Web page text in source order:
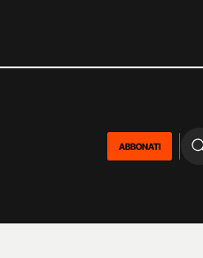
ABBONATI